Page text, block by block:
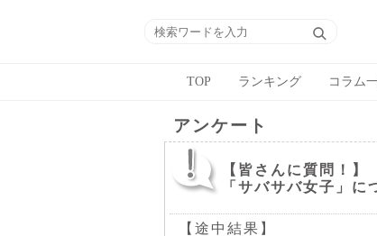
TOP ランキング コラム
アンケート
【皆さんに質問！】
「サバサバ女子」に
【途中結果】